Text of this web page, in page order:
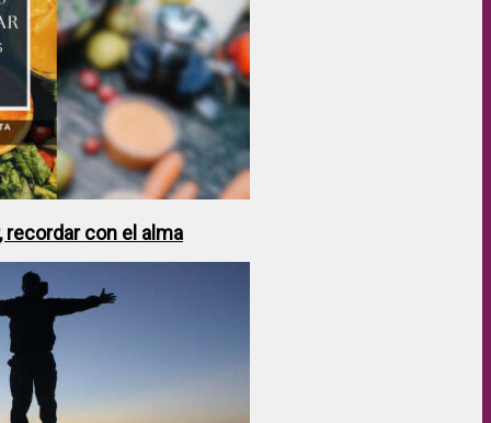
recordar con el alma